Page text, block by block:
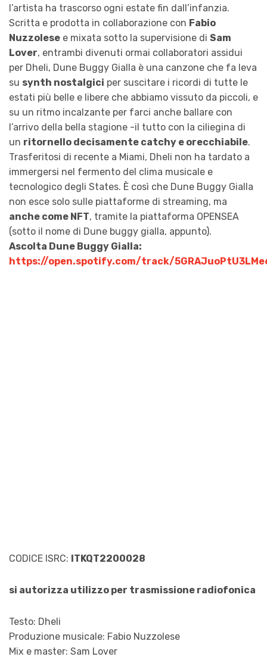
l’artista ha trascorso ogni estate fin dall’infanzia.
Scritta e prodotta in collaborazione con Fabio
Nuzzolese e mixata sotto la supervisione di Sam
Lover, entrambi divenuti ormai collaboratori assidui
per Dheli, Dune Buggy Gialla è una canzone che fa leva
su synth nostalgici per suscitare i ricordi di tutte le
estati più belle e libere che abbiamo vissuto da piccoli, e
su un ritmo incalzante per farci anche ballare con
l’arrivo della bella stagione -il tutto con la ciliegina di
un ritornello decisamente catchy e orecchiabile.
Trasferitosi di recente a Miami, Dheli non ha tardato a
immergersi nel fermento del clima musicale e
tecnologico degli States. È così che Dune Buggy Gialla
non esce solo sulle piattaforme di streaming, ma
anche come NFT, tramite la piattaforma OPENSEA
(sotto il nome di Dune buggy gialla, appunto).
Ascolta Dune Buggy Gialla:
https://open.spotify.com/track/
CODICE ISRC: ITKQT2200028
si autorizza utilizzo per trasmissione radiofonica
Testo: Dheli
Produzione musicale: Fabio Nuzzolese
Mix e master: Sam Lover